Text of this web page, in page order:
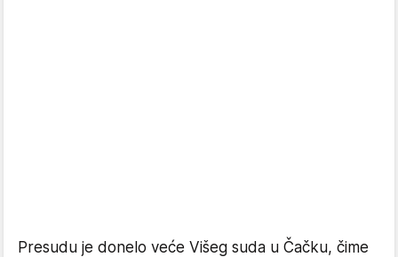
Presudu je donelo veće Višeg suda u Čačku, čime